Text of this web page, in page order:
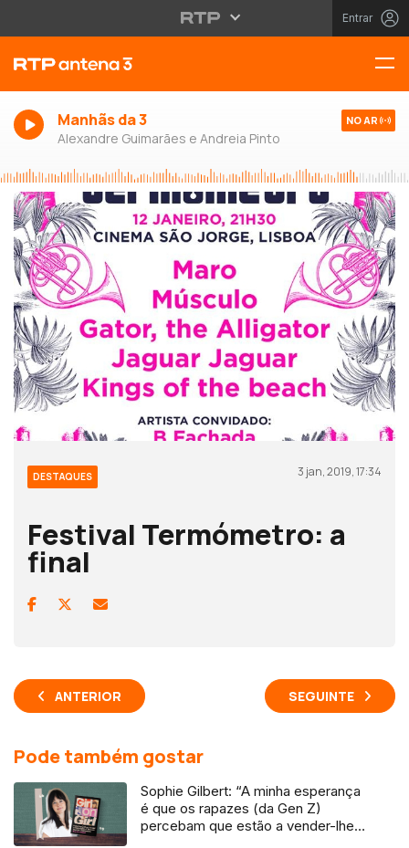
Entrar
Manhãs da 3
Alexandre Guimarães e Andreia Pinto
NO AR
DESTAQUES 3 jan, 2019, 17:34
Festival Termómetro: a
final
ANTERIOR SEGUINTE
Pode também gostar
Sophie Gilbert: “A minha esperança
é que os rapazes (da Gen Z)
percebam que estão a vender-lhes